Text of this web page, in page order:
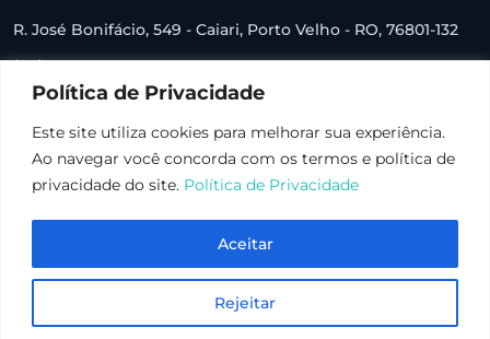
Política de Privacidade
Este site utiliza cookies para melhorar sua experiência.
Ao navegar você concorda com os termos e política de
privacidade do site. Política de Privacidade
Rejeitar
Aceitar
R. José Bonifácio, 549 - Caiari, Porto Velho - RO, 76801-132
(69) 3222-2560
crmv-ro@crmv-ro.org.br